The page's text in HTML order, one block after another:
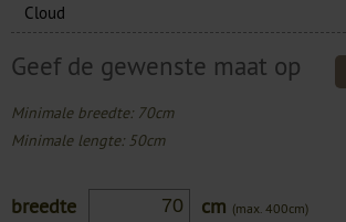
Cloud
Geef de gewenste maat op
Minimale breedte: 70cm
Minimale lengte: 50cm
breedte cm (max. 400cm)